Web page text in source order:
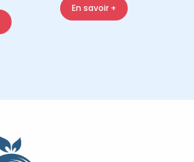
En savoir +